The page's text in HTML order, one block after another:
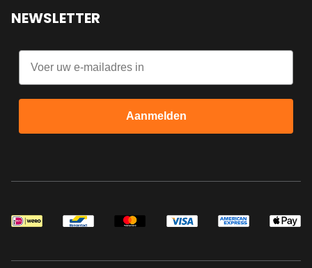
NEWSLETTER
Email
Aanmelden